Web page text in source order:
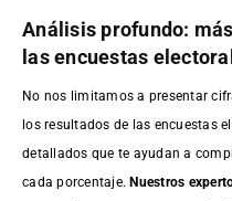
Análisis profundo:
las encuestas
No nos limitamos a presentar
los resultados de las encuestas
detallados que te ayudan a
cada porcentaje.Nuestros